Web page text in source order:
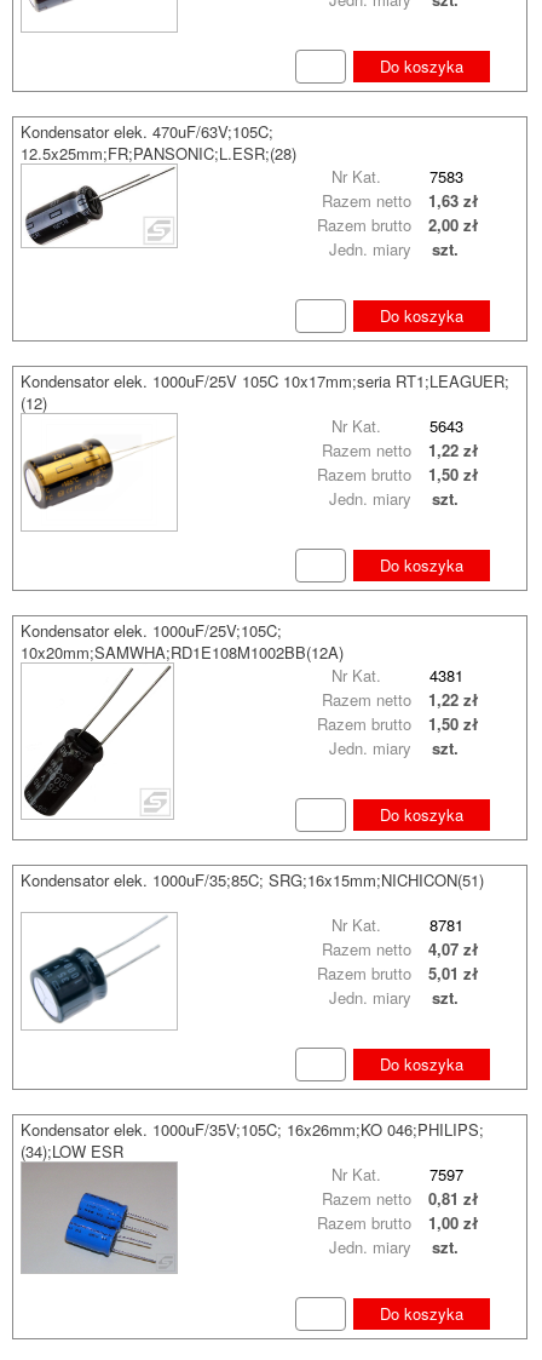
Do koszyka
Kondensator elek. 470uF/63V;105C;
12.5x25mm;FR;PANSONIC;L.ESR;(28)
Nr Kat.
7583
Razem brutto 2,00 zł
Razem netto 1,63 zł
Jedn. miary szt.
Do koszyka
Kondensator elek. 1000uF/25V 105C 10x17mm;seria RT1;LEAGUER;
(12)
Nr Kat.
5643
Razem brutto 1,50 zł
Razem netto 1,22 zł
Jedn. miary szt.
Do koszyka
Kondensator elek. 1000uF/25V;105C;
10x20mm;SAMWHA;RD1E108M1002BB(12A)
Nr Kat.
4381
Razem brutto 1,50 zł
Razem netto 1,22 zł
Jedn. miary szt.
Do koszyka
Kondensator elek. 1000uF/35;85C; SRG;16x15mm;NICHICON(51)
Nr Kat.
8781
Razem brutto 5,01 zł
Razem netto 4,07 zł
Jedn. miary szt.
Do koszyka
Kondensator elek. 1000uF/35V;105C; 16x26mm;KO 046;PHILIPS;
(34);LOW ESR
Nr Kat.
7597
Razem brutto 1,00 zł
Razem netto 0,81 zł
Jedn. miary szt.
Do koszyka